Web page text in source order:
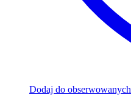
Dodaj do obserwowanych